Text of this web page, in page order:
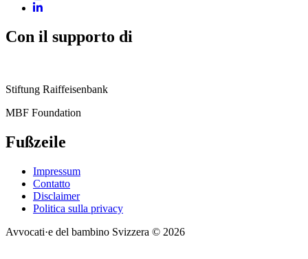
Con il supporto di
Stiftung Raiffeisenbank
MBF Foundation
Fußzeile
Impressum
Contatto
Disclaimer
Politica sulla privacy
Avvocati·e del bambino Svizzera © 2026